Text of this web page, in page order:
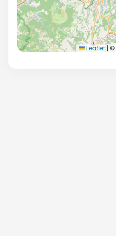
Leaflet | ©